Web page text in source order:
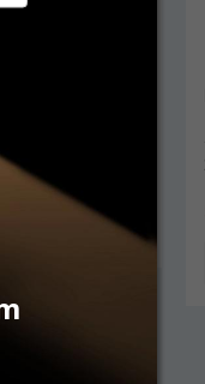
fólie č. 1